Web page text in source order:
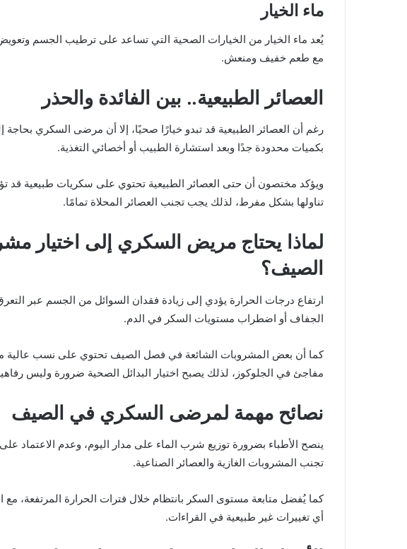
ماء الخيار
يُعد ماء الخيار من الخيارات الصحية التي تساعد على ترطيب الجسم
مع طعم خفيف ومنعش.
العصائر الطبيعية.. بين الفائدة والحذر
رغم أن العصائر الطبيعية قد تبدو خيارًا صحيًا، إلا أن مرضى السكري بحاجة
بكميات محدودة جدًا وبعد استشارة الطبيب أو أخصائي التغذية.
ويؤكد مختصون أن حتى العصائر الطبيعية تحتوي على سكريات طبيعية قد
تناولها بشكل مفرط، لذلك يجب تجنب العصائر المحلاة تمامًا.
لماذا يحتاج مريض السكري إلى اختيار
الصيف؟
ارتفاع درجات الحرارة يؤدي إلى زيادة فقدان السوائل من الجسم عبر
الجفاف أو اضطراب مستويات السكر في الدم.
كما أن بعض المشروبات الشائعة في فصل الصيف تحتوي على نسب عالية
مفاجئ في الجلوكوز، لذلك يصبح اختيار البدائل الصحية ضرورة وليس
نصائح مهمة لمرضى السكري في الصيف
ينصح الأطباء بضرورة توزيع شرب الماء على مدار اليوم، وعدم الاعتماد
تجنب المشروبات الغازية والعصائر الصناعية.
كما يُفضل متابعة مستوى السكر بانتظام خلال فترات الحرارة
أي تغييرات غير طبيعية في القراءات.